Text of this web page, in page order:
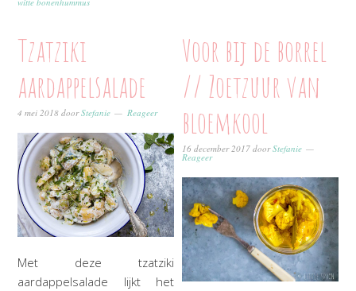
Tzatziki
aardappelsalade
4 mei 2018 doorStefanie Reageer
Met deze tzatziki
aardappelsalade lijkt het
Voor bij de borrel
// Zoetzuur van
bloemkool
16 december 2017 doorStefanie
Reageer